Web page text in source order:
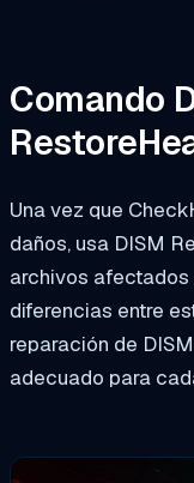
Comando
Una vez que
daños, usa DISM
archivos
diferencias entre
reparación de
adecuado para